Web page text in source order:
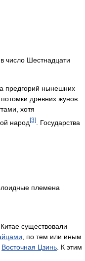
число Шестнадцати
предгорий нынешних
, потомки древних жунов.
хотя
народ[3]
. Государства
племена
существовали
, по тем или иным
Восточная Цзинь. К этим